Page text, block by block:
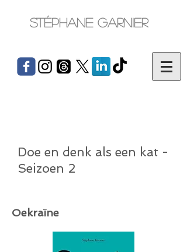
Stéphane Garnier
Doe en denk als een kat -
Seizoen 2
Oekraïne